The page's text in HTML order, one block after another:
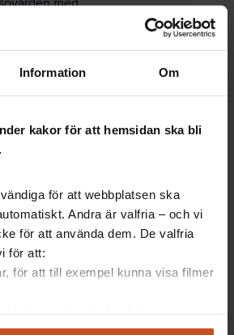
Information Om
kakor för att hemsidan ska bli
för att webbplatsen ska
Andra är valfria – och vi
för att använda dem. De valfria
för att:
för att till exempel kunna visa filmer
att kunna visa riktad information
med.
hjälp att prioritera hälsofrämjande
presenteras för den lokala